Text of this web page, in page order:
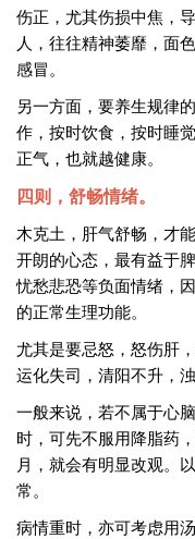
伤正，尤其伤损中焦，
人，往往精神萎靡，面
感冒。
另一方面，要养生规律
作，按时饮食，按时睡
正气，也就越健康。
四则，舒畅情绪。
木克土，肝气舒畅，才
开朗的心态，最有益于
忧愁悲恐等负面情绪，
的正常生理功能。
尤其是要忌怒，怒伤肝
运化失司，清阳不升，浊
一般来说，若不属于心
时，可先不服用降脂药
月，就会有明显改观。
常。
病情重时，亦可考虑用